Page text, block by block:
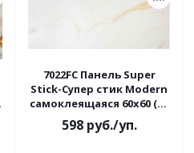
7022FC Панель Super
Stick-Супер стик Modern
самоклеящаяся 60х60 (10
шт/уп)
598руб./уп.